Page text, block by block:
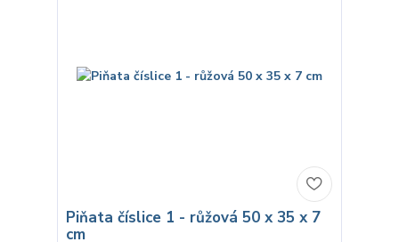
Piňata číslice 1 - růžová 50 x 35 x 7
cm